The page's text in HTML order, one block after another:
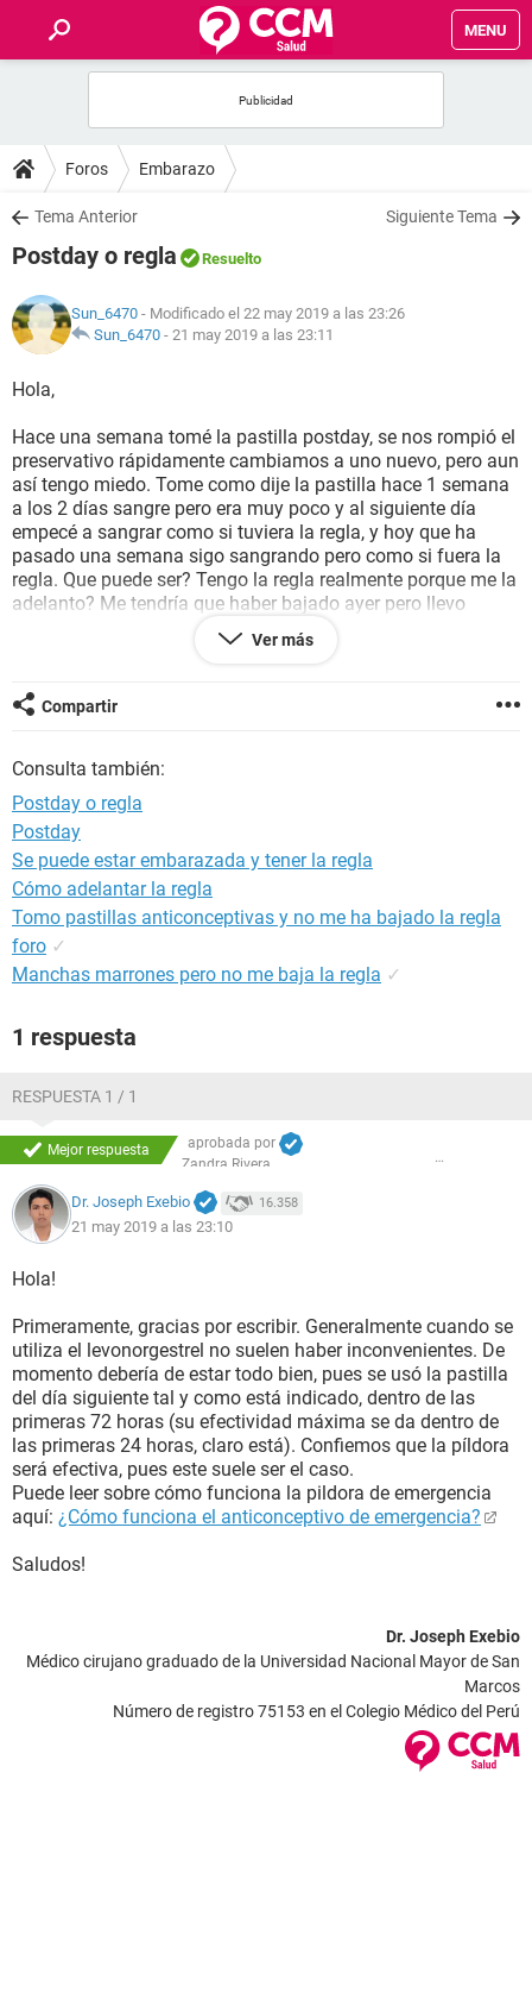
MENU
FOROS
SALUD
NUTRICIÓN
BIENESTAR
SEXUALIDAD
GLOSARIO
Foros Embarazo
Tema Anterior Siguiente Tema
Postday o regla Resuelto
Sun_6470 - Modificado el 22 may 2019 a las 23:26
Sun_6470 - 21 may 2019 a las 23:11
Hola,
Hace una semana tomé la pastilla postday, se nos rompió el
preservativo rápidamente cambiamos a uno nuevo, pero aun
así tengo miedo. Tome como dije la pastilla hace 1 semana
a los 2 días sangre pero era muy poco y al siguiente día
empecé a sangrar como si tuviera la regla, y hoy que ha
pasado una semana sigo sangrando pero como si fuera la
regla. Que puede ser? Tengo la regla realmente porque me la
adelanto? Me tendría que haber bajado ayer pero llevo
sangrando desde hace un par de días. Estoy asustada
porque no puedo quedarme embarazada ahora.
Gracias
Ver más
Compartir
Consulta también:
Postday o regla
Postday
Se puede estar embarazada y tener la regla
Cómo adelantar la regla
Tomo pastillas anticonceptivas y no me ha bajado la regla
foro ✓
Manchas marrones pero no me baja la regla ✓
1 respuesta
RESPUESTA 1 / 1
Mejor respuesta
aprobada por
Zandra Rivera
Dr. Joseph Exebio 16.358
21 may 2019 a las 23:10
Hola!
Primeramente, gracias por escribir. Generalmente cuando se
utiliza el levonorgestrel no suelen haber inconvenientes. De
momento debería de estar todo bien, pues se usó la pastilla
del día siguiente tal y como está indicado, dentro de las
primeras 72 horas (su efectividad máxima se da dentro de
las primeras 24 horas, claro está). Confiemos que la píldora
será efectiva, pues este suele ser el caso.
Puede leer sobre cómo funciona la pildora de emergencia
aquí: ¿Cómo funciona el anticonceptivo de emergencia?
Saludos!
Dr. Joseph Exebio
Médico cirujano graduado de la Universidad Nacional Mayor de San
Marcos
Número de registro 75153 en el Colegio Médico del Perú